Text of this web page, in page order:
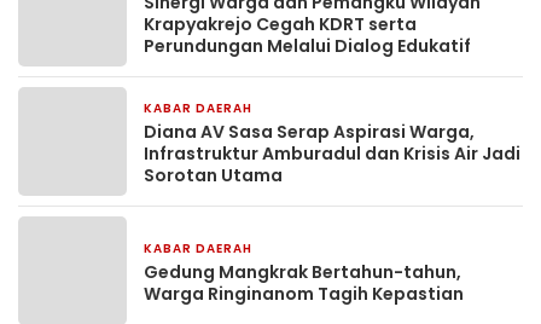
Krapyakrejo Cegah KDRT serta
Perundungan Melalui Dialog Edukatif
KABAR DAERAH
Diana AV Sasa Serap Aspirasi Warga,
Infrastruktur Amburadul dan Krisis Air Jadi
Sorotan Utama
KABAR DAERAH
Gedung Mangkrak Bertahun-tahun,
Warga Ringinanom Tagih Kepastian